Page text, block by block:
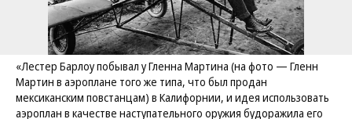
«Лестер Барлоу побывал у Гленна Мартина (на фото — Гленн
Мартин в аэроплане того же типа, что был продан
мексиканским повстанцам) в Калифорнии, и идея использовать
аэроплан в качестве наступательного оружия будоражила его